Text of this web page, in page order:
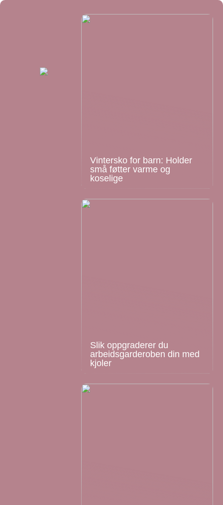
Vintersko for barn: Holder
små føtter varme og
koselige
Slik oppgraderer du
arbeidsgarderoben din med
kjoler